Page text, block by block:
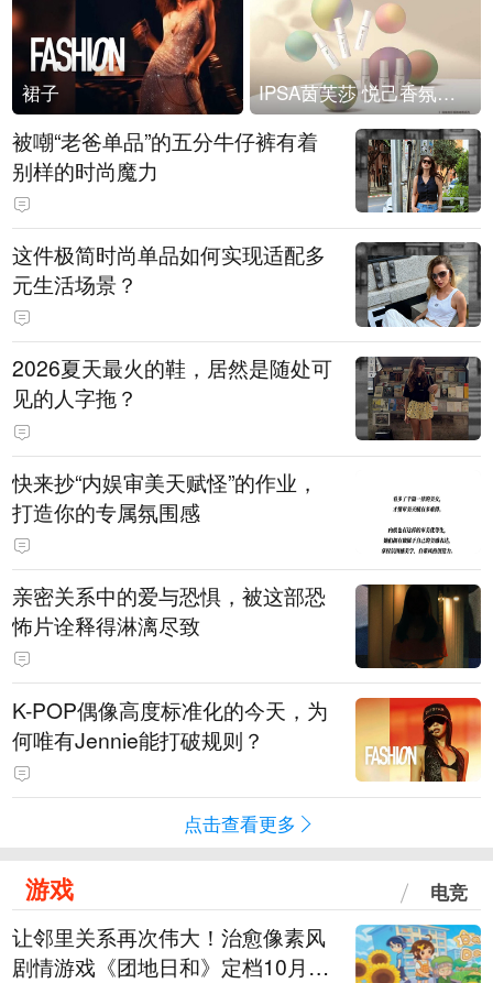
裙子 IPSA茵芙莎 悦己香氛凝露上市
被嘲“老爸单品”的五分牛仔裤有着
别样的时尚魔力
这件极简时尚单品如何实现适配多
元生活场景？
2026夏天最火的鞋，居然是随处可
见的人字拖？
快来抄“内娱审美天赋怪”的作业，
打造你的专属氛围感
亲密关系中的爱与恐惧，被这部恐
怖片诠释得淋漓尽致
K-POP偶像高度标准化的今天，为
何唯有Jennie能打破规则？
点击查看更多
游戏 电竞
让邻里关系再次伟大！治愈像素风
剧情游戏《团地日和》定档10月30